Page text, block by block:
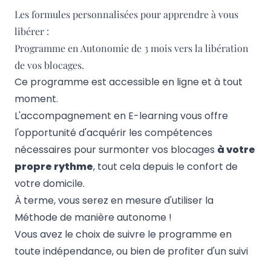
Les formules personnalisées pour apprendre à vous
libérer :
Programme en Autonomie de 3 mois vers la libération
de vos blocages.
Ce programmeest accessible en ligne et à tout
moment.
L'accompagnement en E-learning vous offre
l'opportunité d'acquérir les compétences
nécessaires pour surmonter vos blocages à votre
propre rythme, tout cela depuis le confort de
votre domicile.
À terme, vous serez en mesure d'utiliser la
Méthode de manière autonome !
Vous avez le choix de suivre le programme en
toute indépendance, ou bien de profiter d'un suivi